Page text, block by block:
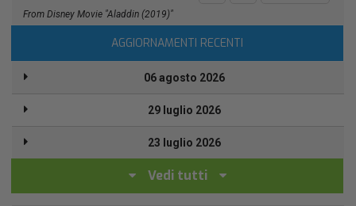
From Disney Movie "Aladdin (2019)"
AGGIORNAMENTI RECENTI
06 agosto 2026
29 luglio 2026
23 luglio 2026
Vedi tutti